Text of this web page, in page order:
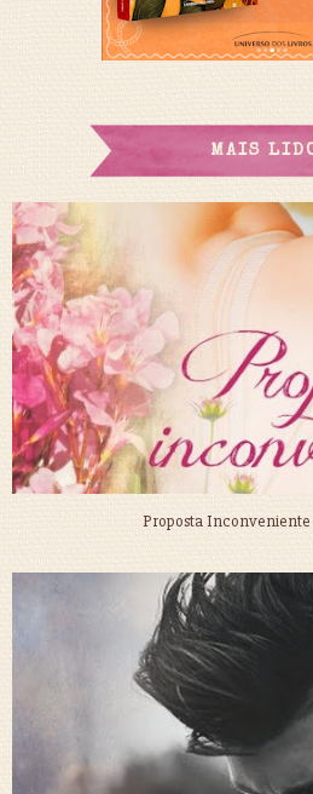
MAIS
Proposta Inconveniente